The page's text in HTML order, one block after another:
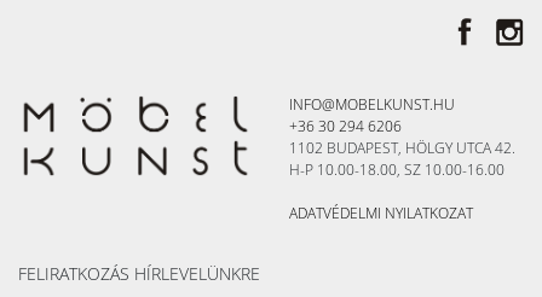
INFO@MOBELKUNST.HU
+36 30 294 6206
1102 BUDAPEST, HÖLGY UTCA 42.
H-P 10.00-18.00, SZ 10.00-16.00
ADATVÉDELMI NYILATKOZAT
FELIRATKOZÁS HÍRLEVELÜNKRE